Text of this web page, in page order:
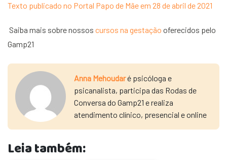
Texto publicado no Portal Papo de Mãe em 28 de abril de 2021
Saiba mais sobre nossos cursos na gestação oferecidos pelo
Gamp21
Anna Mehoudaré psicóloga e
psicanalista, participa das Rodas de
Conversa do Gamp21 e realiza
atendimento clínico, presencial e online
Leia também: